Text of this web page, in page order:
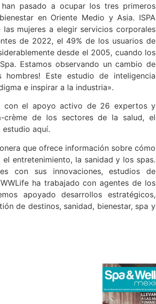
pasado a ocupar los tres primeros
en Oriente Medio y Asia. ISPA
mujeres a elegir servicios corporales
de 2022, el 49% de los usuarios de
desde el 2005, cuando los
Estamos observando un cambio de
hombres! Este estudio de inteligencia
e inspirar a la industria».
con el apoyo activo de 26 expertos y
crème de los sectores de la salud, el
estudio aquí.
que ofrece información sobre cómo
entretenimiento, la sanidad y los spas.
con sus innovaciones, estudios de
ha trabajado con agentes de los
apoyado desarrollos estratégicos,
de destinos, sanidad, bienestar, spa y